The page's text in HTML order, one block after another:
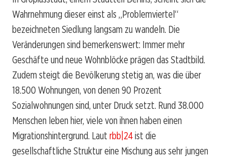
Wahrnehmung dieser einst als „Problemviertel“
bezeichneten Siedlung langsam zu wandeln. Die
Veränderungen sind bemerkenswert: Immer mehr
Geschäfte und neue Wohnblöcke prägen das Stadtbild.
Zudem steigt die Bevölkerung stetig an, was die über
18.500 Wohnungen, von denen 90 Prozent
Sozialwohnungen sind, unter Druck setzt. Rund 38.000
Menschen leben hier, viele von ihnen haben einen
Migrationshintergrund. Laut rbb|24ist die
gesellschaftliche Struktur eine Mischung aus sehr jungen